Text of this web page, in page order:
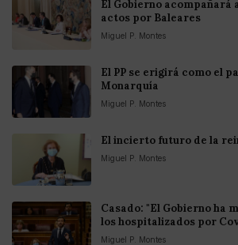
El Gobierno acompañará
actos por Baleares
Miguel P. Montes
El PP se erigirá como el
Monarquía
Miguel P. Montes
El incierto futuro de la
Miguel P. Montes
Casado: "El Gobierno ha
los hospitalizados por
Miguel P. Montes